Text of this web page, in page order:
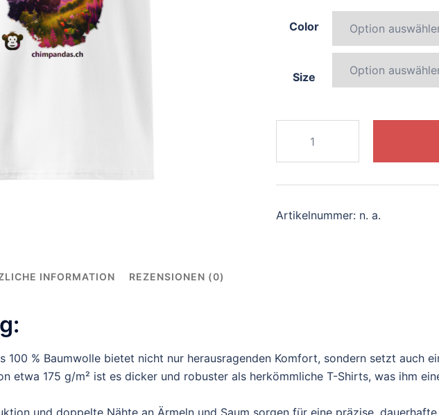
Color
Size
dynamic-
giraffe
Menge
Artikelnummer: n. a.
INFORMATION REZENSIONEN (0)
100 % Baumwolle bietet nicht nur herausragenden Komfort, sondern setzt auch
etwa 175 g/m² ist es dicker und robuster als herkömmliche T-Shirts, was ihm